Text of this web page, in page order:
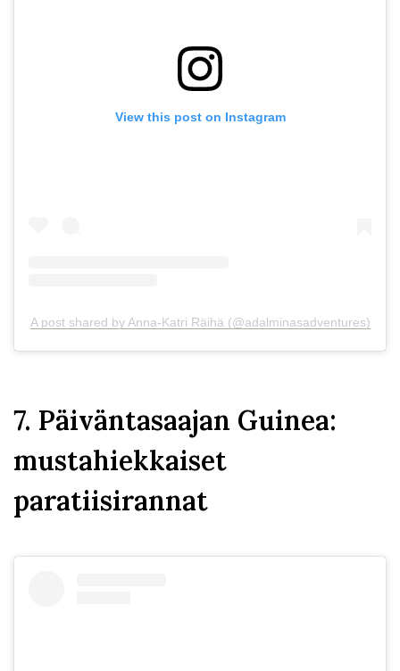
View this post on Instagram
A post shared by Anna-Katri Räihä (@adalminasadventures)
7. Päiväntasaajan Guinea:
mustahiekkaiset
paratiisirannat